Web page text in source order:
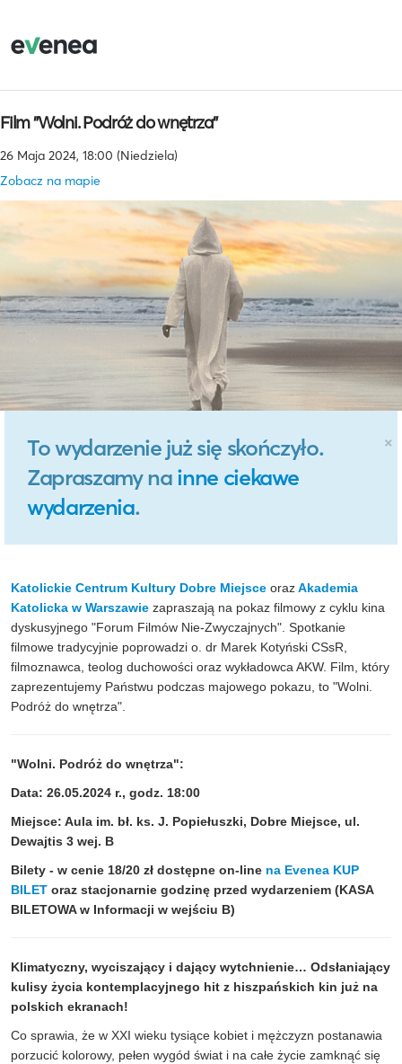
Film "Wolni. Podróż do wnętrza"
26 Maja 2024, 18:00 (Niedziela)
Zobacz na mapie
×
To wydarzenie już się skończyło.
Zapraszamy na inne ciekawe
wydarzenia.
Katolickie Centrum Kultury Dobre Miejsce orazAkademia
Katolicka w Warszawie zapraszają na pokaz filmowy z cyklu kina
dyskusyjnego "Forum Filmów Nie-Zwyczajnych". Spotkanie
filmowe tradycyjnie poprowadzi o. dr Marek Kotyński CSsR,
filmoznawca, teolog duchowości oraz wykładowca AKW. Film, który
zaprezentujemy Państwu podczas majowego pokazu, to "Wolni.
Podróż do wnętrza".
"Wolni. Podróż do wnętrza":
Data: 26.05.2024 r., godz. 18:00
Miejsce: Aula im. bł. ks. J. Popiełuszki, Dobre Miejsce, ul.
Dewajtis 3 wej. B
Bilety - w cenie 18/20 zł dostępne on-line na Evenea KUP
BILET oraz stacjonarnie godzinę przed wydarzeniem (KASA
BILETOWA w Informacji w wejściu B)
Klimatyczny, wyciszający i dający wytchnienie… Odsłaniający
kulisy życia kontemplacyjnego hit z hiszpańskich kin już na
polskich ekranach!
Co sprawia, że w XXI wieku tysiące kobiet i mężczyzn postanawia
porzucić kolorowy, pełen wygód świat i na całe życie zamknąć się